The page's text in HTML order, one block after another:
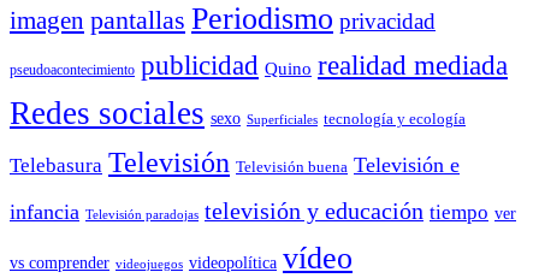
imagen pantallas Periodismo privacidad
pseudoacontecimiento publicidad Quino realidad mediada
Redes sociales sexo Superficiales tecnología y ecología
Telebasura Televisión Televisión buena Televisión e
infancia Televisión paradojas televisión y educación tiempo ver
vs comprender videojuegos videopolítica vídeo